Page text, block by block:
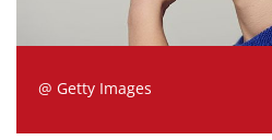
@ Getty Images